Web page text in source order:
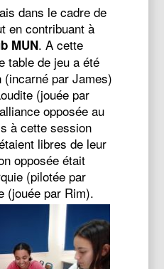
dans le cadre de
en contribuant à
MUN. A cette
table de jeu a été
par James)
(jouée par
opposée au
à cette session
libres de leur
opposée était
(pilotée par
(jouée par Rim).